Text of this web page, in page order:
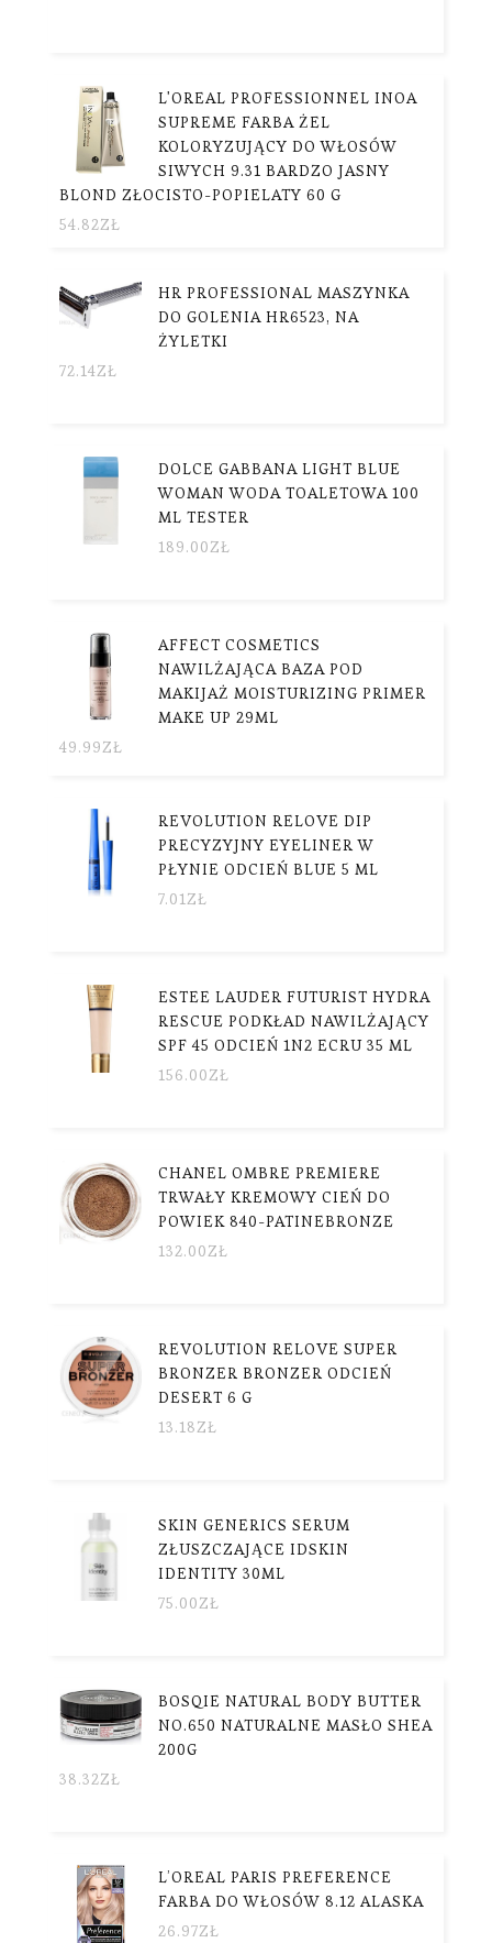
L'OREAL PROFESSIONNEL INOA
SUPREME FARBA ŻEL
KOLORYZUJĄCY DO WŁOSÓW
SIWYCH 9.31 BARDZO JASNY
BLOND ZŁOCISTO-POPIELATY 60 G
54.82ZŁ
HR PROFESSIONAL MASZYNKA
DO GOLENIA HR6523, NA
ŻYLETKI
72.14ZŁ
DOLCE GABBANA LIGHT BLUE
WOMAN WODA TOALETOWA 100
ML TESTER
189.00ZŁ
AFFECT COSMETICS
NAWILŻAJĄCA BAZA POD
MAKIJAŻ MOISTURIZING PRIMER
MAKE UP 29ML
49.99ZŁ
REVOLUTION RELOVE DIP
PRECYZYJNY EYELINER W
PŁYNIE ODCIEŃ BLUE 5 ML
7.01 ZŁ
ESTEE LAUDER FUTURIST HYDRA
RESCUE PODKŁAD NAWILŻAJĄCY
SPF 45 ODCIEŃ 1N2 ECRU 35 ML
156.00ZŁ
CHANEL OMBRE PREMIERE
TRWAŁY KREMOWY CIEŃ DO
POWIEK 840-PATINEBRONZE
132.00ZŁ
REVOLUTION RELOVE SUPER
BRONZER BRONZER ODCIEŃ
DESERT 6 G
13.18ZŁ
SKIN GENERICS SERUM
ZŁUSZCZAJĄCE IDSKIN
IDENTITY 30ML
75.00ZŁ
BOSQIE NATURAL BODY BUTTER
NO.650 NATURALNE MASŁO SHEA
200G
38.32ZŁ
L’OREAL PARIS PREFERENCE
FARBA DO WŁOSÓW 8.12 ALASKA
26.97ZŁ